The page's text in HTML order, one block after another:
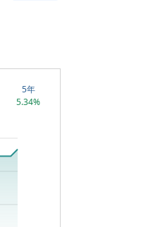
5年
5.34%